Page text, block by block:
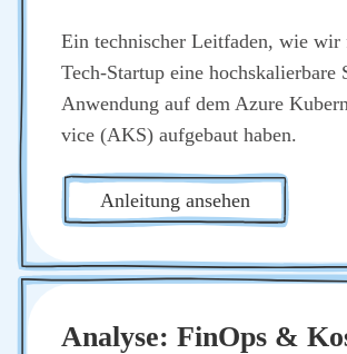
Ein tech­ni­scher Leit­fa­den, wie wir
Tech-Start­up eine hoch­ska­lier­ba­re
Anwen­dung auf dem Azu­re
vice (AKS) auf­ge­baut haben.
Anlei­tung anse­hen
Ana­ly­se: Fin­Ops &